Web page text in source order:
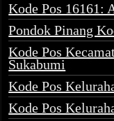
Kode Pos 16161:
Pondok Pinang
Kode Pos
Sukabumi
Kode Pos
Kode Pos